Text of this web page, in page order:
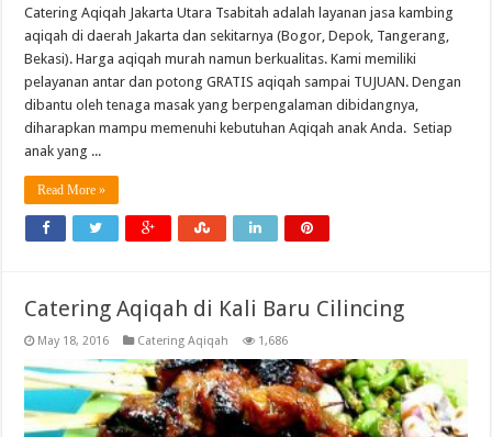
Catering Aqiqah Jakarta Utara Tsabitah adalah layanan jasa kambing
aqiqah di daerah Jakarta dan sekitarnya (Bogor, Depok, Tangerang,
Bekasi). Harga aqiqah murah namun berkualitas. Kami memiliki
pelayanan antar dan potong GRATIS aqiqah sampai TUJUAN. Dengan
dibantu oleh tenaga masak yang berpengalaman dibidangnya,
diharapkan mampu memenuhi kebutuhan Aqiqah anak Anda. Setiap
anak yang ...
Read More »
Catering Aqiqah di Kali Baru Cilincing
May 18, 2016 Catering Aqiqah 1,686